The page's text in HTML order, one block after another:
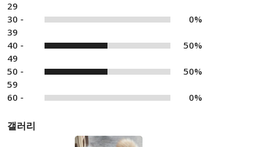
29
30 -
39
0%
40 -
49
50%
50 -
59
50%
60 - 0%
갤러리